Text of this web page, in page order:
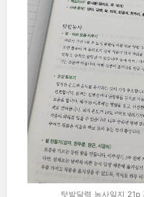
텃밭달력 농사일지 21p